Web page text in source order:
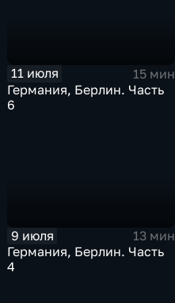
11 июля
15 мин
Германия, Берлин. Часть
6
9 июля
13 мин
Германия, Берлин. Часть
4